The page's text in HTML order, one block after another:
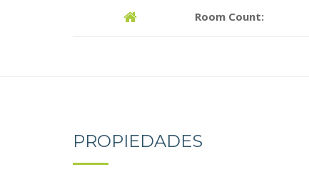
Room Count:
PROPIEDADES